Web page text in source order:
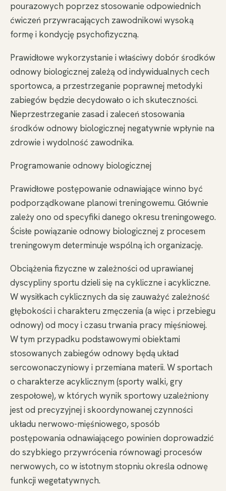
pourazowych poprzez stosowanie odpowiednich
ćwiczeń przywracających zawodnikowi wysoką
formę i kondycję psychofizyczną.
Prawidłowe wykorzystanie i właściwy dobór środków
odnowy biologicznej zależą od indywidualnych cech
sportowca, a przestrzeganie poprawnej metodyki
zabiegów będzie decydowało o ich skuteczności.
Nieprzestrzeganie zasad i zaleceń stosowania
środków odnowy biologicznej negatywnie wpłynie na
zdrowie i wydolność zawodnika.
Programowanie odnowy biologicznej
Prawidłowe postępowanie odnawiające winno być
podporządkowane planowi treningowemu. Głównie
zależy ono od specyfiki danego okresu treningowego.
Ścisłe powiązanie odnowy biologicznej z procesem
treningowym determinuje wspólną ich organizację.
Obciążenia fizyczne w zależności od uprawianej
dyscypliny sportu dzieli się na cykliczne i acykliczne.
W wysiłkach cyklicznych da się zauważyć zależność
głębokości i charakteru zmęczenia (a więc i przebiegu
odnowy) od mocy i czasu trwania pracy mięśniowej.
W tym przypadku podstawowymi obiektami
stosowanych zabiegów odnowy będą układ
sercowonaczyniowy i przemiana materii. W sportach
o charakterze acyklicznym (sporty walki, gry
zespołowe), w których wynik sportowy uzależniony
jest od precyzyjnej i skoordynowanej czynności
układu nerwowo-mięśniowego, sposób
postępowania odnawiającego powinien doprowadzić
do szybkiego przywrócenia równowagi procesów
nerwowych, co w istotnym stopniu określa odnowę
funkcji wegetatywnych.